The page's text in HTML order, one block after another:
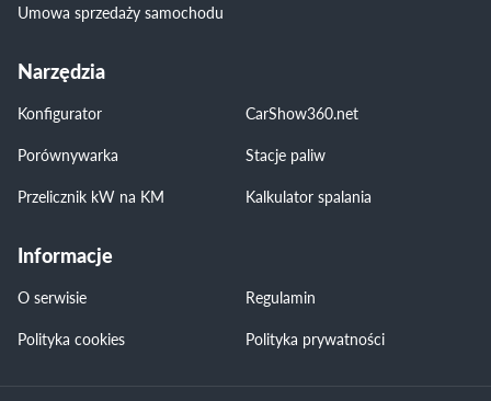
Umowa sprzedaży samochodu
Narzędzia
Konfigurator
CarShow360.net
Porównywarka
Stacje paliw
Przelicznik kW na KM
Kalkulator spalania
Informacje
O serwisie
Regulamin
Polityka cookies
Polityka prywatności